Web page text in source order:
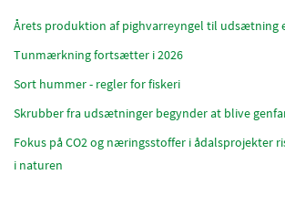
Årets produktion af pighvarreyngel til udsætning
Tunmærkning fortsætter i 2026
Sort hummer - regler for fiskeri
Skrubber fra udsætninger begynder at blive
Fokus på CO2 og næringsstoffer i ådalsprojekter
i naturen